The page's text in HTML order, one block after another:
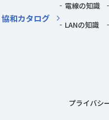
協和カタログ
電線の知識
LANの知識
プライバシ